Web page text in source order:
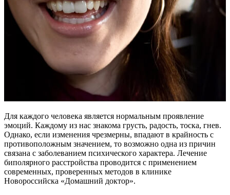
Для каждого человека является нормальным проявление
эмоций. Каждому из нас знакома грусть, радость, тоска, гнев.
Однако, если изменения чрезмерны, впадают в крайность с
противоположным значением, то возможно одна из причин
связана с заболеванием психического характера. Лечение
биполярного расстройства проводится с применением
современных, проверенных методов в клинике
Новороссийска «Домашний доктор».